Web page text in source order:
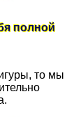
полной
то мы